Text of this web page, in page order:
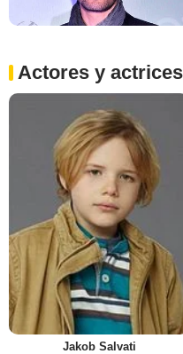
Actores y actrices
Jakob Salvati